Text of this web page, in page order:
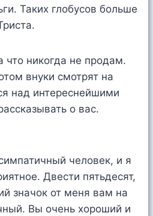
Таких глобусов больше
что никогда не продам.
внуки смотрят на
над интереснейшими
о вас.
человек, и я
Двести пятьдесят,
значок от меня вам на
Вы очень хороший и